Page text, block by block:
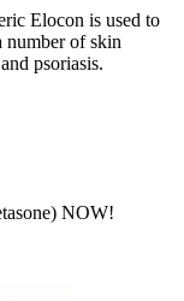
Elocon is used to
number of skin
psoriasis.
NOW!